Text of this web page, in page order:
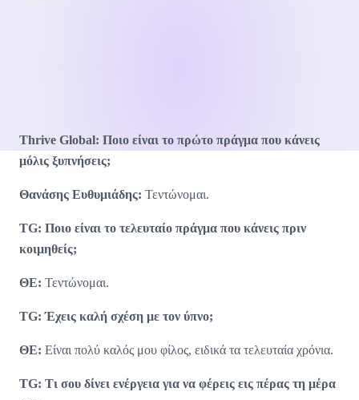
Thrive Global: Ποιο είναι το πρώτο πράγμα που κάνεις
μόλις ξυπνήσεις;
Θανάσης Ευθυμιάδης: Τεντώνομαι.
TG: Ποιο είναι το τελευταίο πράγμα που κάνεις πριν
κοιμηθείς;
ΘΕ: Τεντώνομαι.
TG: Έχεις καλή σχέση με τον ύπνο;
ΘΕ: Είναι πολύ καλός μου φίλος, ειδικά τα τελευταία χρόνια.
TG: Τι σου δίνει ενέργεια για να φέρεις εις πέρας τη μέρα